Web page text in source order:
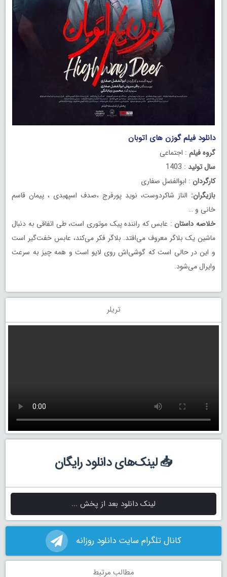
دانلود فیلم گوزن های اتوبان
گروه فیلم : اجتماعی
سال تولید : 1403
کارگردان : ابوالفضل صفاری
بازیگران: الناز شاکردوست، نوید پورفرج ،صدف اسپهبدی ، پیمان قاسم
خانی و …
خلاصه داستان : عابس که راننده پیک‌ موتوری است، طی اتفاقی به دنبال
ماشین یک بلاگر معروف می‌افتد. بلاگر فکر می‌کند، عابس خفت‌گیر است
و این در حالی است که گوشی‌اش روی لایو است و‌ همه چیز به سرعت
وایرال می‌شود.
تریلر
📥 لینک‌های دانلود رایگان
لینک دانلود بعد از پخش ...
کانال تلگرام سایت دانلود روزانه
مطالب مرتبط